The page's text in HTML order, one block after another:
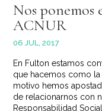
Nos ponemos
ACNUR
06 JUL, 2017
En Fulton estamos
que hacemos como
motivo hemos
de relacionarnos con
Responsabilidad